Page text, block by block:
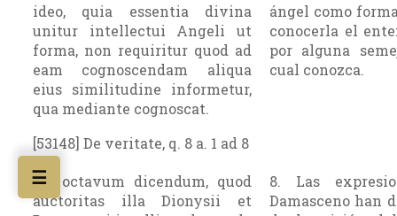
ideo, quia essentia divina
unitur intellectui Angeli ut
forma, non requiritur quod ad
eam cognoscendam aliqua
eius similitudine informetur,
qua mediante cognoscat.
ángel como
conocerla el
por alguna
cual conozca.
[53148] De veritate, q. 8 a. 1 ad 8
Ad octavum dicendum, quod
auctoritas illa Dionysii et
8. Las
Damasceno han
☰